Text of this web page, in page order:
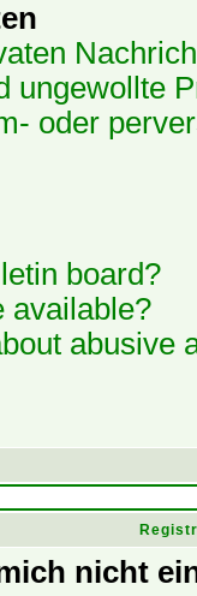
ungewollte
oder
board?
available?
abusive
nicht